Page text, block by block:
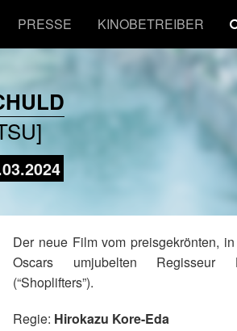
PRESSE KINOBETREIBER
Der neue Film vom preisgekrönten,
Oscars umjubelten Regisseur
(“Shoplifters”).
Regie: Hirokazu Kore-Eda